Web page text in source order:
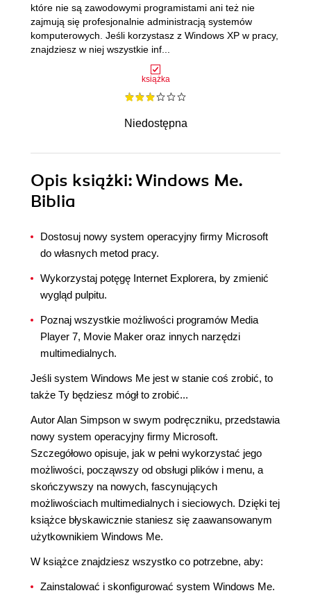
książka
Niedostępna
które nie są zawodowymi programistami ani też nie
zajmują się profesjonalnie administracją systemów
komputerowych. Jeśli korzystasz z Windows XP w pracy,
znajdziesz w niej wszystkie inf...
Opis książki: Windows Me.
Biblia
Dostosuj nowy system operacyjny firmy Microsoft
do własnych metod pracy.
Wykorzystaj potęgę Internet Explorera, by zmienić
wygląd pulpitu.
Poznaj wszystkie możliwości programów Media
Player 7, Movie Maker oraz innych narzędzi
multimedialnych.
Jeśli system Windows Me jest w stanie coś zrobić, to
także Ty będziesz mógł to zrobić...
Autor Alan Simpson w swym podręczniku, przedstawia
nowy system operacyjny firmy Microsoft.
Szczegółowo opisuje, jak w pełni wykorzystać jego
możliwości, począwszy od obsługi plików i menu, a
skończywszy na nowych, fascynujących
możliwościach multimedialnych i sieciowych. Dzięki tej
książce błyskawicznie staniesz się zaawansowanym
użytkownikiem Windows Me.
W książce znajdziesz wszystko co potrzebne, aby:
Zainstalować i skonfigurować system Windows Me.